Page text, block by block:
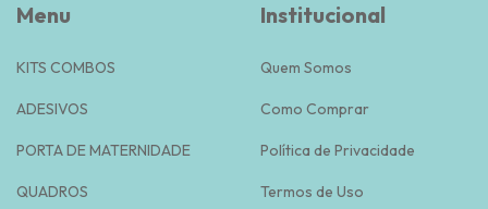
Menu
KITS COMBOS
ADESIVOS
PORTA DE MATERNIDADE
QUADROS
Institucional
Quem Somos
Como Comprar
Política de Privacidade
Termos de Uso